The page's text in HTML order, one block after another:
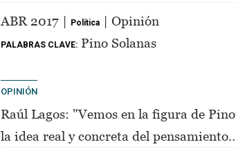
de Perón"
ABR 2017 | Política | Opinión
PALABRAS CLAVE: Pino Solanas
OPINIÓN
Raúl Lagos: "Vemos en la figura de Pino
la idea real y concreta del pensamiento